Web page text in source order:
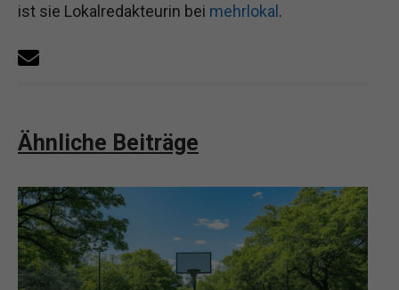
ist sie Lokalredakteurin bei mehrlokal.
Ähnliche Beiträge